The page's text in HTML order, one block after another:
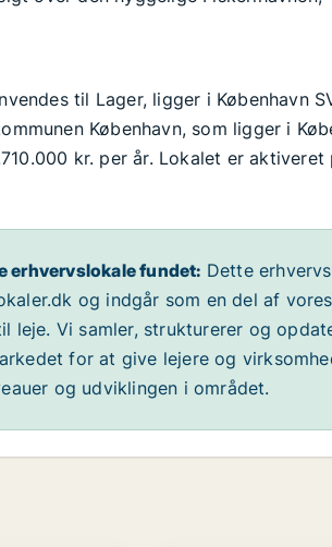
til Lager, ligger i København
København, som ligger i
kr. per år. Lokalet er
erhvervslokale fundet: Dette
og indgår som en del af
leje. Vi samler, strukturerer og
for at give lejere og
og udviklingen i området.